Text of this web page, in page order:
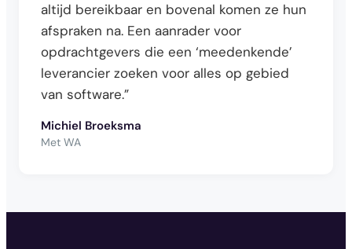
altijd bereikbaar en bovenal komen ze hun
afspraken na. Een aanrader voor
opdrachtgevers die een ‘meedenkende’
leverancier zoeken voor alles op gebied
van software.”
Michiel Broeksma
Met WA